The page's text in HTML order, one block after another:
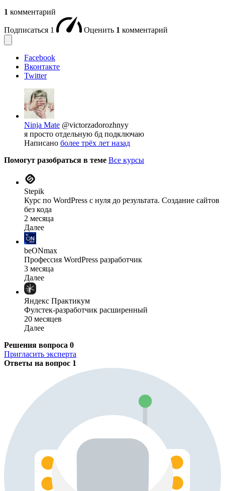
1 комментарий
Подписаться 1 Оценить 1 комментарий
Facebook
Вконтакте
Twitter
Ninja Mate @victorzadorozhnyy
я просто отдельную бд подключаю
Написано более трёх лет назад
Помогут разобраться в теме Все курсы
Stepik
Курс по WordPress с нуля до результата. Создание сайтов
без кода
2 месяца
Далее
beONmax
Профессия WordPress разработчик
3 месяца
Далее
Яндекс Практикум
Фулстек-разработчик расширенный
20 месяцев
Далее
Решения вопроса 0
Пригласить эксперта
Ответы на вопрос 1